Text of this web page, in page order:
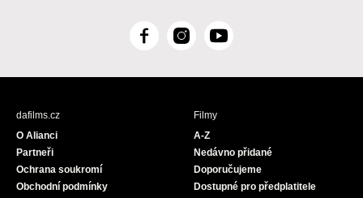
F
c
I
s
Y
u
dafilms.cz
O Alianci
Partneři
Ochrana soukromí
Obchodní podmínky
Filmy
A-Z
Nedávno přidané
Doporučujeme
Dostupné pro předplatitele